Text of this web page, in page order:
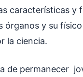
características y
órganos y su
la ciencia.
de permanecer